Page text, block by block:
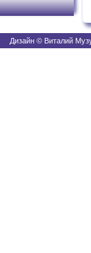
Дизайн © Виталий